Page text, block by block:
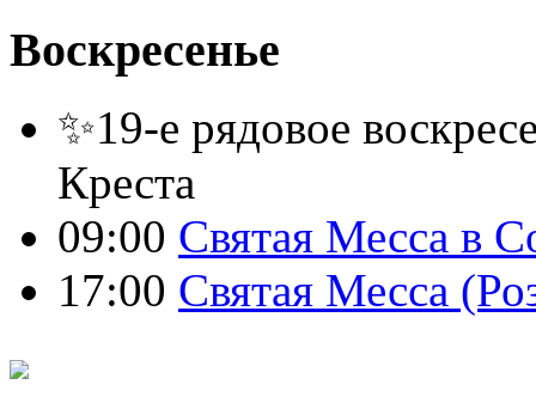
Воскресенье
✨19-е рядовое
Креста
09:00 Святая Месса в
17:00 Святая Месса